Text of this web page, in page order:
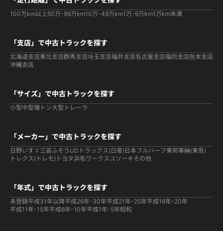
100万km以上50万-99万km10万-49万km1万-9万km1万km未満
「支店」で中古トラックを探す
北海道支店東北支店群馬支店埼玉支店福井支店名古屋支店福岡支店熊本支店
沖縄支店
「サイズ」で中古トラックを探す
小型中型増トン大型 トレーラ
「メーカー」で中古トラックを探す
日野いすゞ 三菱ふそう UDトラックス(日産) 日本フルハーフ 東邦車輛(東急)
トレクス(トレモ) トヨタ浜名ワークスユソーキその他
「年式」で中古トラックを探す
未登録平成31年以降平成26年-30年平成21年-25年平成16年-20年
平成11年-15年平成6年-10年平成1年-5年昭和